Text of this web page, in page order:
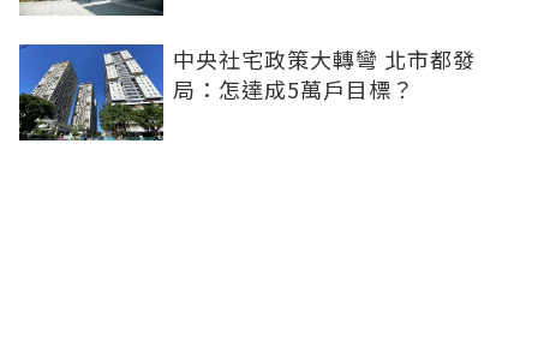
中央社宅政策大轉彎 北市都發
局：怎達成5萬戶目標？